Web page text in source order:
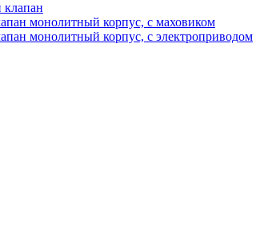
монолитный корпус, с маховиком
монолитный корпус, с электроприводом